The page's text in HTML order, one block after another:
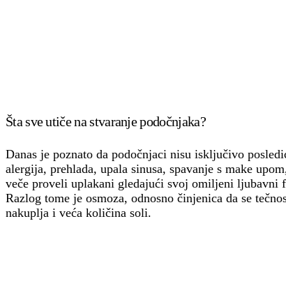
Šta sve utiče na stvaranje podočnjaka?
Danas je poznato da podočnjaci nisu isključivo
alergija, prehlada, upala sinusa, spavanje s make
veče proveli uplakani gledajući svoj omiljeni ljubavni
Razlog tome je osmoza, odnosno činjenica da se
nakuplja i veća količina soli.